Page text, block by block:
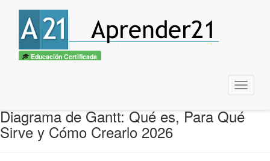
Educación Certificada
Menu
Diagrama de Gantt: Qué es, Para Qué
Sirve y Cómo Crearlo 2026